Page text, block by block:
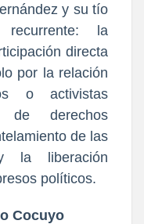
y su tío
la
directa
por la relación
o activistas
de derechos
de las
la liberación
políticos.
Cocuyo